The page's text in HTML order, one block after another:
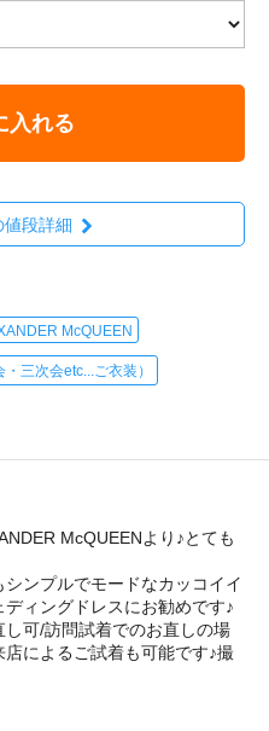
入れる
値段詳細
McQUEEN
三次会etc...ご衣装）
McQUEENより♪とても
ンプルでモードなカッコイイ
ィングドレスにお勧めです♪
可/訪問試着でのお直しの場
によるご試着も可能です♪撮